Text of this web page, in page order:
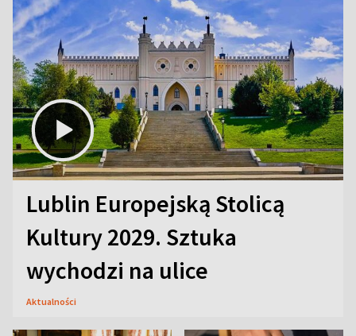
Lublin Europejską Stolicą
Kultury 2029. Sztuka
wychodzi na ulice
Aktualności